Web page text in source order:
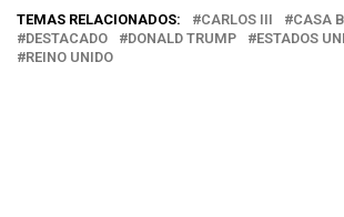
TEMAS RELACIONADOS: CARLOS III
CASA
DESTACADO
DONALD TRUMP ESTADOS
REINO UNIDO